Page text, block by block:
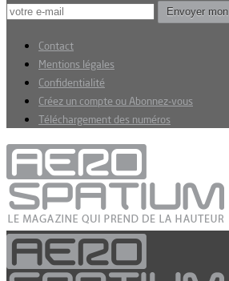
Contact
Mentions légales
Confidentialité
Créez un compte ou Abonnez-vous
Téléchargement des numéros